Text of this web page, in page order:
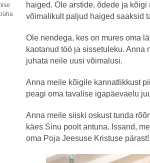
haiged. Ole arstide, õdede ja
võimalikult paljud haiged saaksid
Ole nendega, kes on mures oma
kaotanud töö ja sissetuleku.
juhata neile uusi võimalusi.
Anna meile kõigile kannatlikkust
peagi oma tavalise igapäevaelu
Anna meile siiski oskust tunda
käes Sinu poolt antuna. Issand,
oma Poja Jeesuse Kristuse